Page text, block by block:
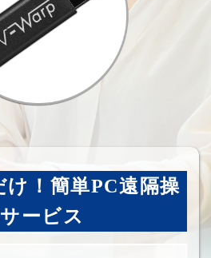
け！簡単PC遠隔操
ービス